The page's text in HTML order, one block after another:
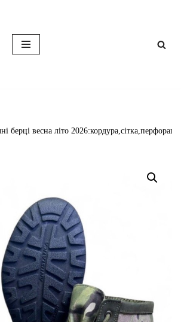
берці весна літо 2026:кордура,сітка,перфорація